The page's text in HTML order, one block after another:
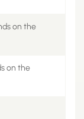
on the
on the